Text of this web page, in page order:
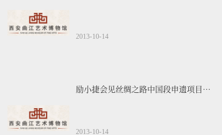
2013-10-14
励小捷会见丝绸之路中国段申遗项目国际考察专家
2013-10-14